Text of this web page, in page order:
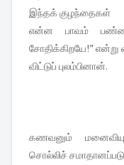
இந்தக் குழந்தைகள்
என்ன பாவம்
சோதிக்கிறயே!” என்று
விட்டுப் புலம்பினான்.
கணவனும்
சொல்லிச்